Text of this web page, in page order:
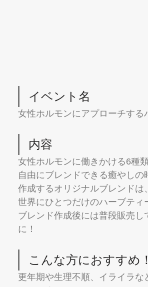
イベント名
女性ホルモンにアプローチする
内容
女性ホルモンに働きかける6種
自由にブレンドできる癒やしの
作成するオリジナルブレンドは
世界にひとつだけのハーブティ
ブレンド作成後には普段販売
に！
こんな方におすすめ！
更年期や生理不順、イライラ